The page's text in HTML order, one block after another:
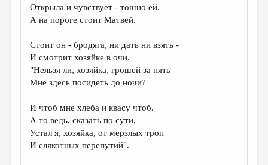
Открыла и чувствует - тошно ей.
А на пороге стоит Матвей.
Стоит он - бродяга, ни дать ни взять -
И смотрит хозяйке в очи.
"Нельзя ли, хозяйка, грошей за пять
Мне здесь посидеть до ночи?
И чтоб мне хлеба и квасу чтоб.
А то ведь, сказать по сути,
Устал я, хозяйка, от мерзлых троп
И слякотных перепутий".